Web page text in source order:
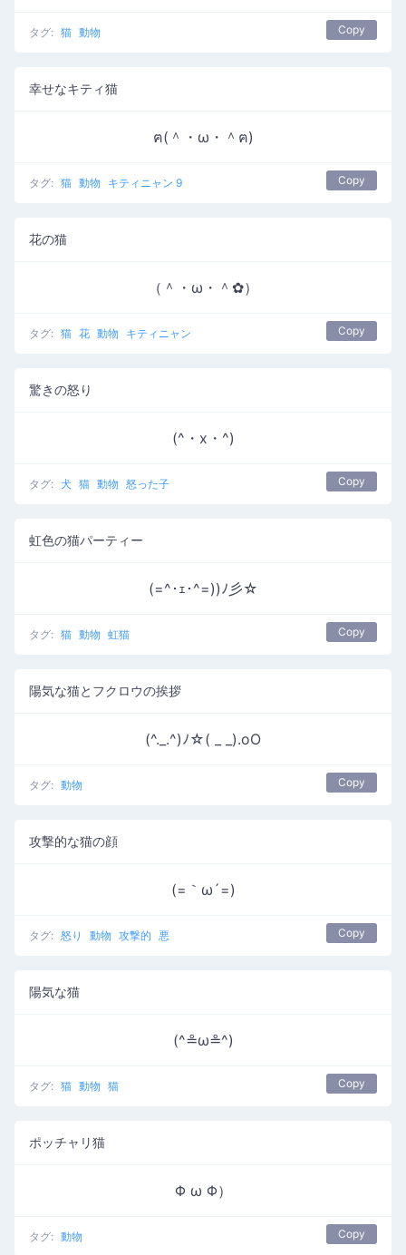
タグ: 猫 動物 Copy
幸せなキティ猫
ฅ(＾・ω・＾ฅ)
タグ: 猫 動物 キティニャン 9 Copy
花の猫
（＾・ω・＾✿）
タグ: 猫 花 動物 キティニャン Copy
驚きの怒り
(^・x・^)
タグ: 犬 猫 動物 怒った子 Copy
虹色の猫パーティー
(=^･ｪ･^=))ﾉ彡☆
タグ: 猫 動物 虹猫 Copy
陽気な猫とフクロウの挨拶
(^._.^)ﾉ☆( _ _).oO
タグ: 動物 Copy
攻撃的な猫の顔
(=｀ω´=)
タグ: 怒り 動物 攻撃的 悪 Copy
陽気な猫
(^≗ω≗^)
タグ: 猫 動物 猫 Copy
ポッチャリ猫
Φ ω Φ）
タグ: 動物 Copy